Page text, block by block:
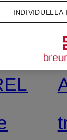
INDIVIDUELLA